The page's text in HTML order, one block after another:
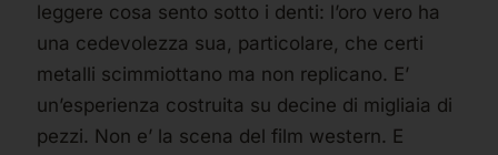
leggere cosa sento sotto i denti: l’oro vero ha
una cedevolezza sua, particolare, che certi
metalli scimmiottano ma non replicano. E’
un’esperienza costruita su decine di migliaia di
pezzi. Non e’ la scena del film western. E